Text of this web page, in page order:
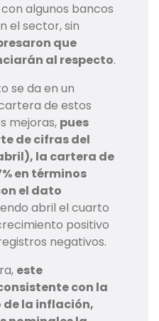
algunos bancos
el sector, sin
que
al respecto.
se da en un
de estos
mejoras, pues
de cifras del
la cartera de
en términos
el dato
abril el cuarto
positivo
negativos.
este
con la
de la inflación,